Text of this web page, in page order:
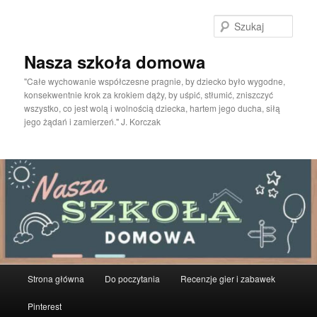
Nasza szkoła domowa
"Całe wychowanie współczesne pragnie, by dziecko było wygodne,
konsekwentnie krok za krokiem dąży, by uśpić, stłumić, zniszczyć
wszystko, co jest wolą i wolnością dziecka, hartem jego ducha, siłą
jego żądań i zamierzeń." J. Korczak
Strona główna Do poczytania Recenzje gier i zabawek
Pinterest